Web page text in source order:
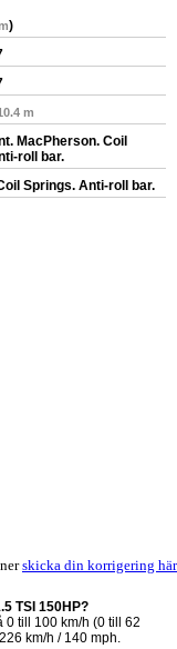
)
m
MacPherson. Coil
roll bar.
Springs. Anti-roll bar.
skicka din korrigering här
TSI 150HP?
0 till 100 km/h (0 till 62
km/h / 140 mph.